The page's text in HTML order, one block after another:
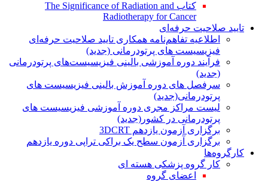
کتاب The Significance of Radiation and
Radiotherapy for Cancer
تایید صلاحیت حرفه‌ای
اطلاعیه تفاهم‌نامه همکاری تایید صلاحیت حرفه‌ای
فیزیسیست های پرتودرمانی (جدید)
فرآیند دوره آموزشی بالینی فیزیسیست‌های پرتودرمانی
(جدید)
سرفصل های دوره آموزش بالینی فیزیسیست های
پرتودرمانی(جدید)
لیست مراکز مجری دوره آموزشی فیزیسیست های
پرتودرمانی در کشور(جدید)
برگزاری آزمون یازدهم 3DCRT
برگزاری آزمون سطح یک براکی تراپی دوره یازدهم
کارگروه‌ها
کار گروه پزشکی هسته ای
اعضای گروه